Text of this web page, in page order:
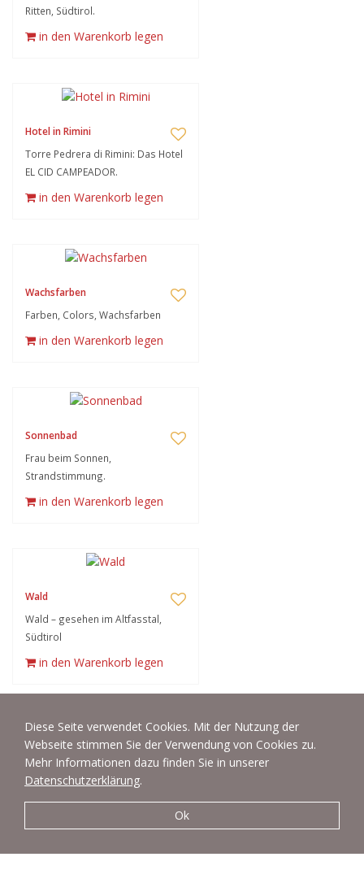
Diese Seite verwendet Cookies. Mit der Nutzung der
Webseite stimmen Sie der Verwendung von Cookies zu.
Mehr Informationen dazu finden Sie in unserer
Datenschutzerklärung.
Ok
Ritten, Südtirol.
in den Warenkorb legen
Hotel in Rimini
Torre Pedrera di Rimini: Das Hotel
EL CID CAMPEADOR.
in den Warenkorb legen
Wachsfarben
Farben, Colors, Wachsfarben
in den Warenkorb legen
Sonnenbad
Frau beim Sonnen,
Strandstimmung.
in den Warenkorb legen
Wald
Wald – gesehen im Altfasstal,
Südtirol
in den Warenkorb legen
Berglandschaft
Berglandschaft – gesehen auf der